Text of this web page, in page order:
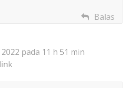
Balas
pada 11 h 51 min